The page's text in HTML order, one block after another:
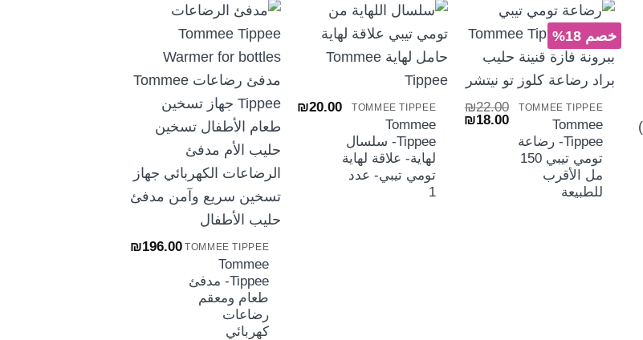
خصم 18%
TOMMEE TIPPEE
Tommee
Tippee- رضاعة
تومي تيبي 150
مل الأقرب
للطبيعة
₪22.00
السعر₪18.00
السعر
الحالي
TOMMEE TIPPEE
Tommee
Tippee- سلسال
لهاية- علاقة لهاية
تومي تيبي- عدد
1
₪20.00
+
TOMMEE TIPPEE
Tommee
Tippee- مدفئ
طعام ومعقم
رضاعات
كهربائي
₪196.00